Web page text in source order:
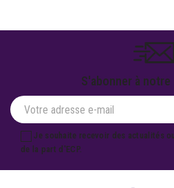
S'abonner à
Je souhaite recevoir des actualités
de la part d'ECP.